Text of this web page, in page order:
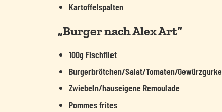
Kartoffelspalten
„Burger nach Alex Art“
100g Fischfilet
Burgerbrötchen/Salat/Tomaten/Gewürzgurke
Zwiebeln/hauseigene Remoulade
Pommes frites